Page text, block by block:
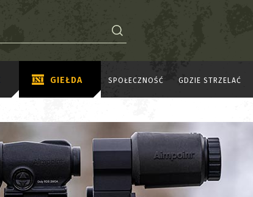
GIEŁDA SPOŁECZNOŚĆ GDZIE STRZELAĆ